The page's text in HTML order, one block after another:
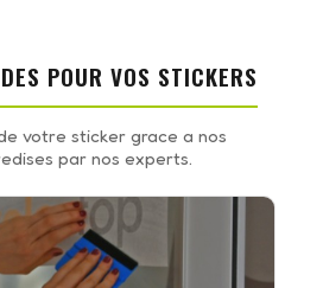
POUR VOS STICKERS
votre sticker grace a nos
par nos experts.